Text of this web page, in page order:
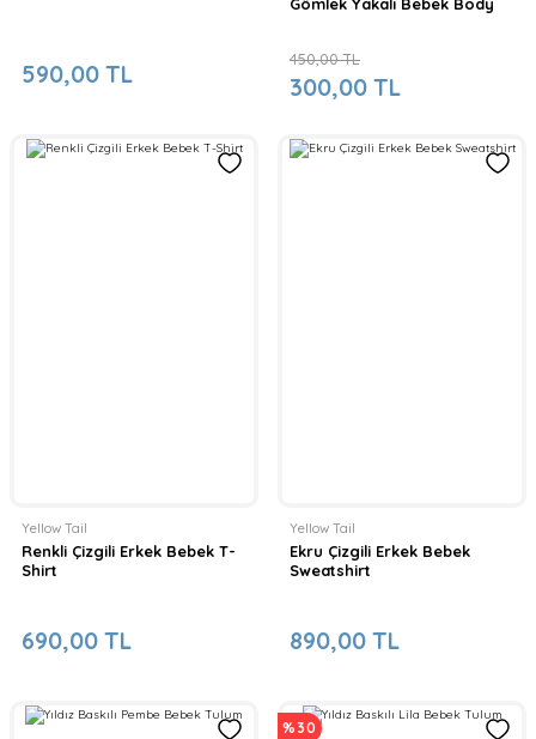
590,00 TL
Gömlek Yakalı Bebek Body
300,00 TL
450,00 TL
Yellow Tail
Renkli Çizgili Erkek Bebek T-
Shirt
690,00 TL
Yellow Tail
Ekru Çizgili Erkek Bebek
Sweatshirt
890,00 TL
%30